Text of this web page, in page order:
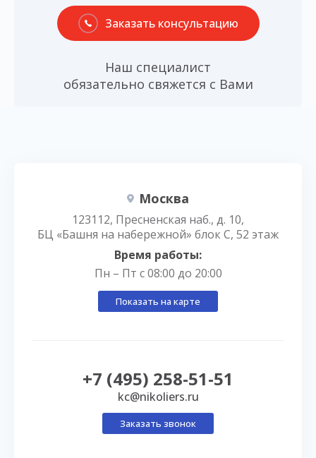
Заказать консультацию
Наш специалист
обязательно свяжется с Вами
Москва
123112, Пресненская наб., д. 10,
БЦ «Башня на набережной» блок С, 52 этаж
Время работы:
Пн – Пт с 08:00 до 20:00
Показать на карте
+7 (495) 258-51-51
kc@nikoliers.ru
Заказать звонок